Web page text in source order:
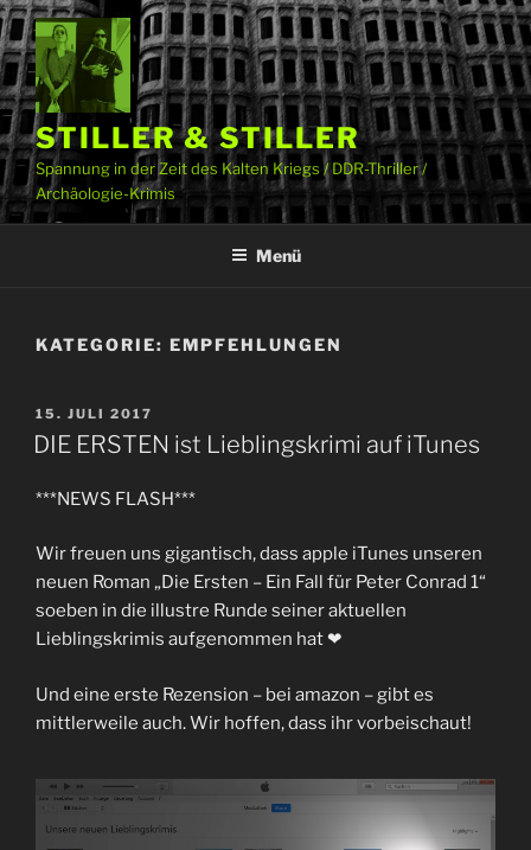
Zum
Inhalt
springen
STILLER & STILLER
Spannung in der Zeit des Kalten Kriegs / DDR-Thriller /
Archäologie-Krimis
Menü
KATEGORIE: EMPFEHLUNGEN
VERÖFFENTLICHT
AM
15. JULI 2017
DIE ERSTEN ist Lieblingskrimi auf iTunes
***NEWS FLASH***
Wir freuen uns gigantisch, dass apple iTunes unseren
neuen Roman „Die Ersten – Ein Fall für Peter Conrad 1“
soeben in die illustre Runde seiner aktuellen
Lieblingskrimis aufgenommen hat ❤
Und eine erste Rezension – bei amazon – gibt es
mittlerweile auch. Wir hoffen, dass ihr vorbeischaut!